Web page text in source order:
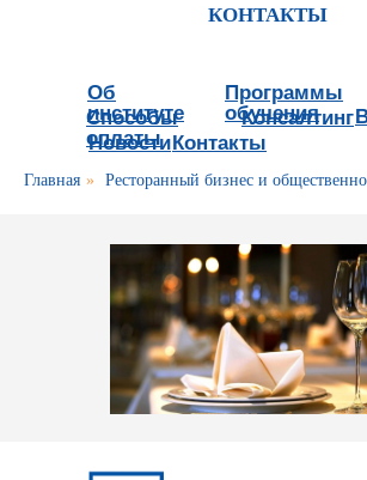
КОНТАКТЫ
Об
институте
Программы
обучения
Способы
оплаты
Консалтинг
НовостиКонтакты
Главная » Ресторанный бизнес и